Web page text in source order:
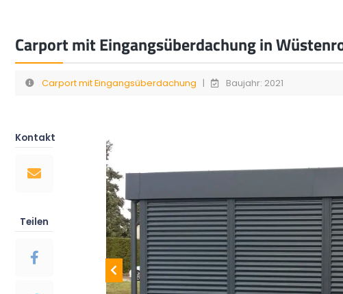
Carport mit Eingangsüberdachung in
Carport mit Eingangsüberdachung | Baujahr: 2021
Kontakt
Teilen